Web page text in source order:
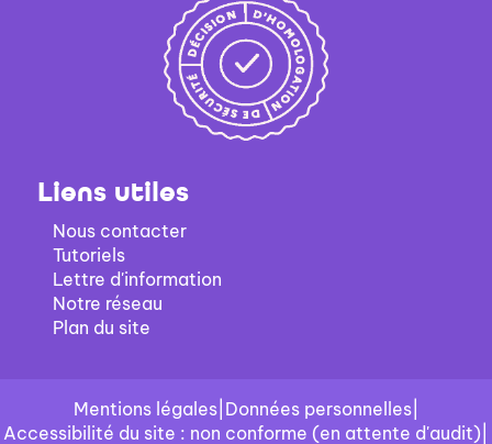
Liens utiles
Nous contacter
Tutoriels
Lettre d'information
Notre réseau
Plan du site
Mentions légales| Données personnelles|
Accessibilité du site : non conforme (en attente d'audit)